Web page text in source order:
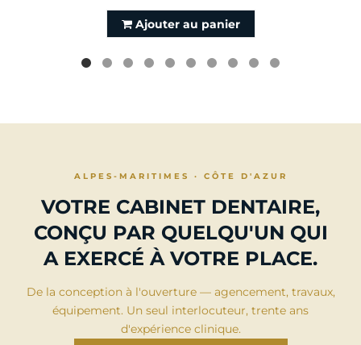
Ajouter au panier
ALPES-MARITIMES · CÔTE D'AZUR
VOTRE CABINET DENTAIRE,
CONÇU PAR QUELQU'UN QUI
A EXERCÉ À VOTRE PLACE.
De la conception à l'ouverture — agencement, travaux,
équipement. Un seul interlocuteur, trente ans
d'expérience clinique.